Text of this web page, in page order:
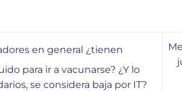
en general ¿tienen
para ir a vacunarse? ¿Y lo
se considera baja por IT?